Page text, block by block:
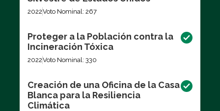
2022Voto Nominal: 267
Proteger a la Población contra la
Incineración Tóxica
2022Voto Nominal: 330
Creación de una Oficina de la Casa
Blanca para la Resiliencia
Climática